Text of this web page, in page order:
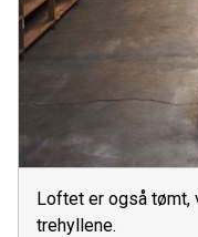
Loftet er også tømt,
trehyllene.